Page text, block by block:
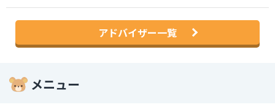
アドバイザー一覧
メニュー